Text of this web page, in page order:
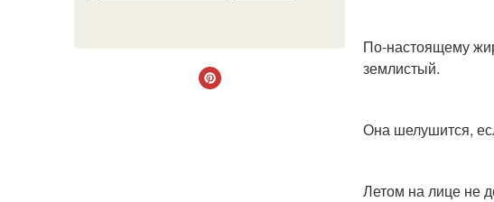
По-настоящему
землистый.
Она шелушится,
Летом на лице не